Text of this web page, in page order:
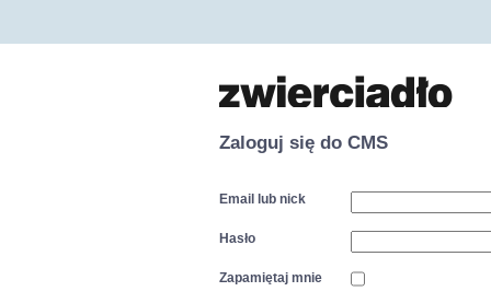
Zaloguj się do CMS
Email lub nick
Hasło
Zapamiętaj mnie